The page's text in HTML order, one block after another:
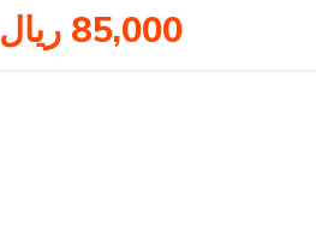
85,000 ريال